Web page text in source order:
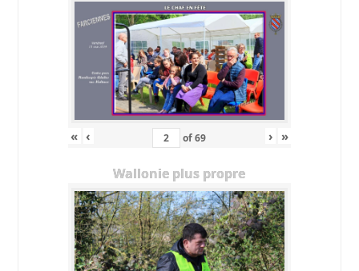
« ‹ of69 › »
Wallonie plus propre